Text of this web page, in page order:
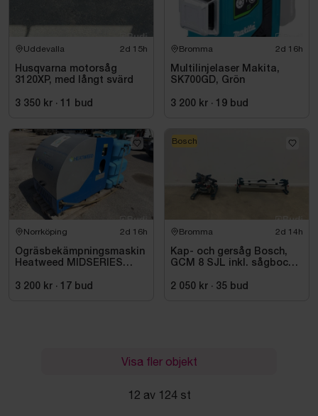
Uddevalla 2d 15h
Husqvarna motorsåg
3120XP, med långt svärd
3 350 kr · 11 bud
Bromma 2d 16h
Multilinjelaser Makita,
SK700GD, Grön
3 200 kr · 19 bud
Norrköping 2d 16h
Ogräsbekämpningsmaskin
Heatweed MIDSERIES
3 200 kr · 17 bud
Bromma 2d 14h
Kap- och gersåg Bosch,
GCM 8 SJL inkl. sågbock
2 050 kr · 35 bud
Bosch
Visa fler objekt
12 av 124 st